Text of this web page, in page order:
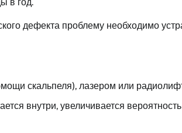
дефекта проблему необходимо
скальпеля), лазером или
внутри, увеличивается вероятность